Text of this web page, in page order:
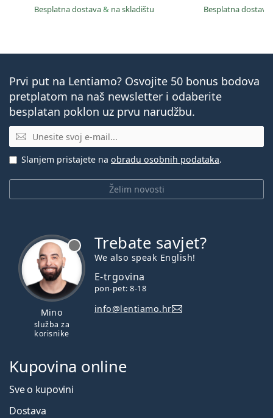
Besplatna dostava& na skladištu Besplatna dostava
Prvi put na Lentiamo? Osvojite 50 bonus bodova
pretplatom na naš newsletter i odaberite
besplatan poklon uz prvu narudžbu.
E-mail
Želim novosti
Slanjem pristajete na obradu osobnih podataka.
Mino
služba za
korisnike
Trebate savjet?
We also speak English!
E-trgovina
pon-pet: 8-18
info@lentiamo.hr
Kupovina online
Sve o kupovini
Dostava